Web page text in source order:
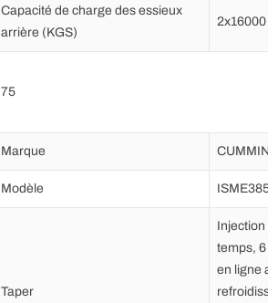
Capacité de charge des essieux
arrière (KGS)
2x16000
75
Marque
CUMMINS
Modèle
Taper
Injection
temps, 6
en ligne